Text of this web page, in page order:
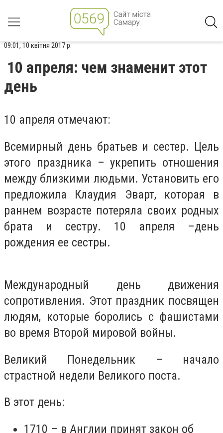
09:01, 10 квітня 2017 р.
10 апреля: чем знаменит этот
день
10 апреля отмечают:
Всемирный день братьев и сестер. Цель
этого праздника – укрепить отношения
между близкими людьми. Установить его
предложила Клаудия Эварт, которая в
раннем возрасте потеряла своих родных
брата и сестру. 10 апреля –день
рождения ее сестры.
Международный день движения
сопротивления. Этот праздник посвящен
людям, которые боролись с фашистами
во время Второй мировой войны.
Великий Понедельник – начало
страстной недели Великого поста.
В этот день:
1710 – в Англии принят закон об